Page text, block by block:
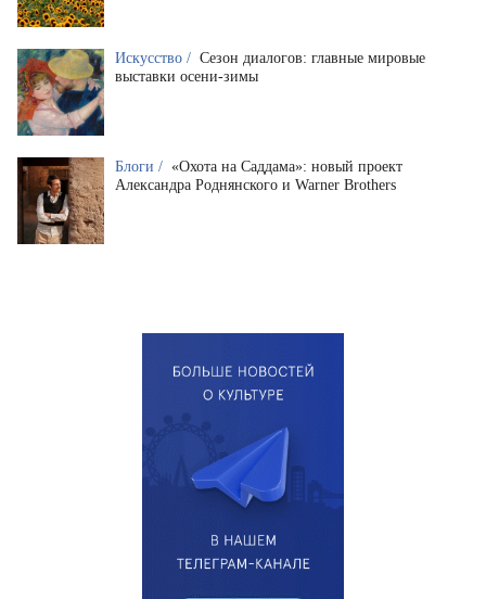
Искусство / Сезон диалогов: главные мировые
выставки осени-зимы
Блоги / «Охота на Саддама»: новый проект
Александра Роднянского и Warner Brothers